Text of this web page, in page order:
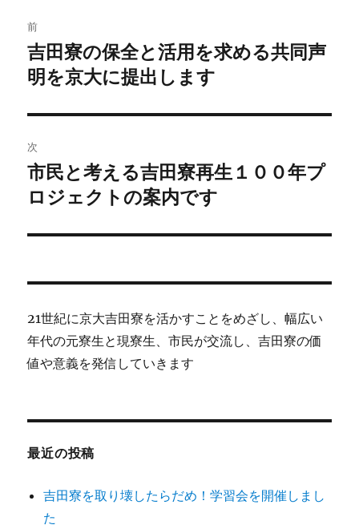
稿
ナ
ビ
ゲ
ー
ン
前
前
の
稿:
吉田寮の保全と活用を求める共同声
明を京大に提出します
次
次
の
稿:
市民と考える吉田寮再生１００年プ
ロジェクトの案内です
21世紀に京大吉田寮を活かすことをめざし、幅広い
年代の元寮生と現寮生、市民が交流し、吉田寮の価
値や意義を発信していきます
最近の投稿
吉田寮を取り壊したらだめ！学習会を開催しまし
た